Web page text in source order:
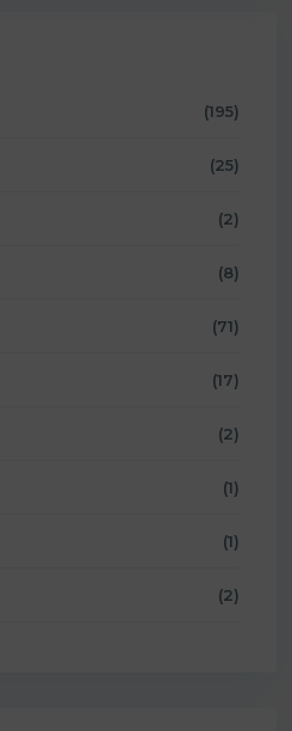
(195)
(25)
(2)
(8)
(71)
(17)
(2)
(1)
(1)
(2)